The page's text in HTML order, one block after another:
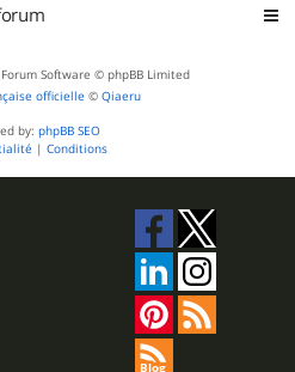
Software © phpBB Limited
officielle © Qiaeru
by: phpBB SEO
| Conditions